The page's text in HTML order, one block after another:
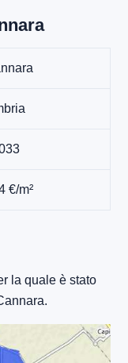
€/m²
la quale è stato